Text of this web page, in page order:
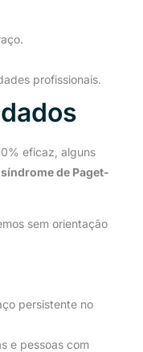
profissionais.
eficaz, alguns
síndrome de Paget-
sem orientação
persistente no
e pessoas com